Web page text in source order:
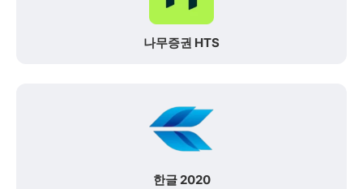
나무증권 HTS
한글 2020